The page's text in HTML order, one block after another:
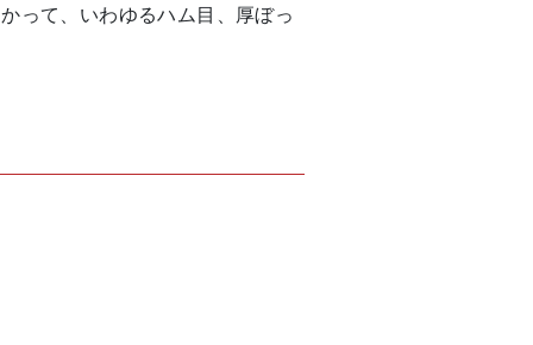
って、いわゆるハム目、厚ぼっ